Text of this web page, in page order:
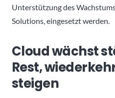
Unterstützung des
Solutions, eingesetzt werden.
Cloud wächst
Rest,
steigen